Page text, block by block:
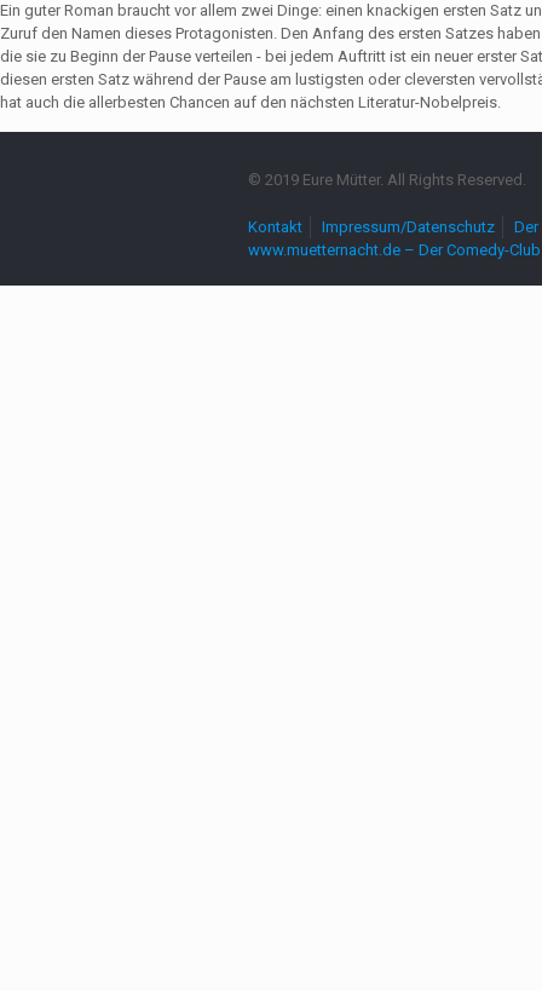
Ein guter Roman braucht vor allem zwei Dinge: einen knackigen ersten Satz
Zuruf den Namen dieses Protagonisten. Den Anfang des ersten Satzes
die sie zu Beginn der Pause verteilen - bei jedem Auftritt ist ein neuer erster
diesen ersten Satz während der Pause am lustigsten oder cleversten
hat auch die allerbesten Chancen auf den nächsten Literatur-Nobelpreis.
© 2019 Eure Mütter. All Rights Reserved.
Kontakt Impressum/Datenschutz
www.muetternacht.de – Der Comedy-Club